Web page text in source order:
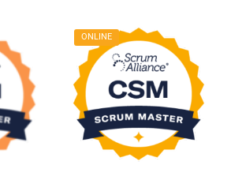
ONLINE